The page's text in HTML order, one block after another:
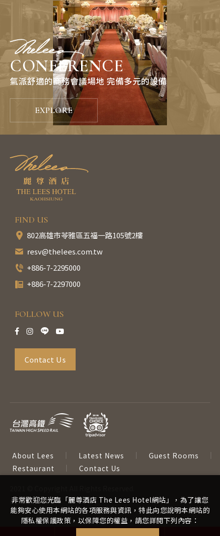
CONFERENCE
氣派舒適的商務會議場地 完備多元的設備
EXPLORE
FIND US
802高雄市苓雅區五福一路105號2樓
resv@thelees.com.tw
+886-7-2295000
+886-7-2297000
FOLLOW US
Contact Us
About Lees Latest News
Guest Rooms
Restaurant
Contact Us
網頁設計‧iBest
非常歡迎您光臨「麗尊酒店 The Lees Hotel網站」，為了讓您
能夠安心使用本網站的各項服務與資訊，特此向您說明本網站的
隱私權保護政策，以保障您的權益，請您詳閱下列內容：